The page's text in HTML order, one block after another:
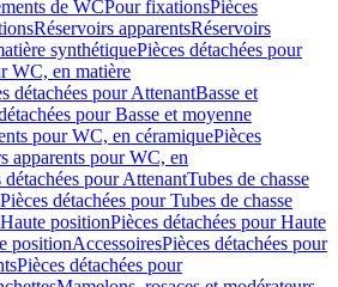
de WCPour fixationsPièces
Réservoirs apparentsRéservoirs
synthétiquePièces détachées pour
WC, en matière
détachées pour AttenantBasse et
pour Basse et moyenne
pour WC, en céramiquePièces
apparents pour WC, en
détachées pour AttenantTubes de chasse
Pièces détachées pour Tubes de chasse
Haute positionPièces détachées pour Haute
positionAccessoiresPièces détachées pour
Pièces détachées pour